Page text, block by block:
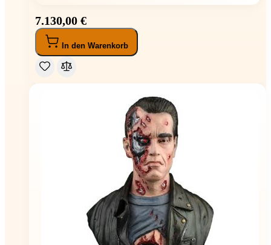
7.130,00 €
In den Warenkorb